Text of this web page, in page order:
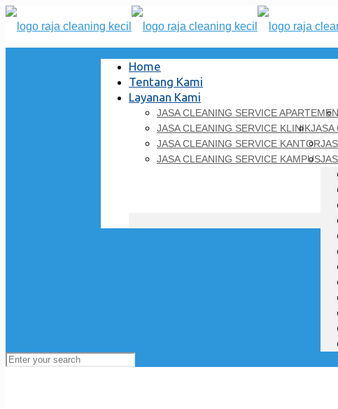
Home
Tentang Kami
Layanan Kami
JASA CLEANING SERVICE APARTEMEN
JASA CLEANING SERVICE KLINIKJASA
JASA CLEANING SERVICE KANTOR
JASA CLEANING SERVICE KAMPUS